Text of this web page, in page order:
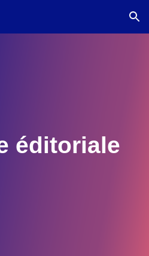
Skip to navigation
éditoriale